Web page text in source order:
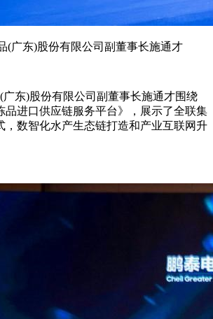
(广东)股份有限公司副董事长施通才
东)股份有限公司副董事长施通才围绕
品进口供应链服务平台》，展示了全联集
，数智化水产生态链打造和产业互联网升